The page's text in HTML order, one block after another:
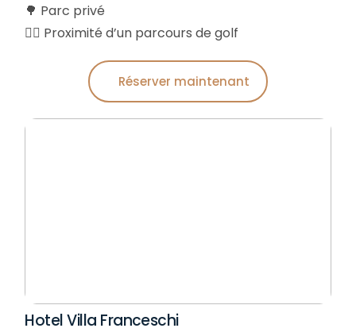
🌳 Parc privé
🏌️‍♂️ Proximité d’un parcours de golf
Réserver maintenant
Hotel Villa Franceschi